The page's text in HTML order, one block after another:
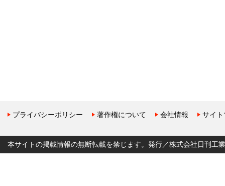
プライバシーポリシー 著作権について 会社情報 サイ
本サイトの掲載情報の無断転載を禁じます。発行／株式会社日刊